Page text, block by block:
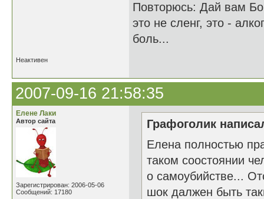
Повторюсь: Дай вам
это не сленг, это -
боль...
Неактивен
2007-09-16 21:58:35
Елене Лаки
Автор сайта
Зарегистрирован: 2006-05-06
Сообщений: 17180
Графоголик
Елена полностью
таком соостоянии
о самоубийстве...
шок далжен быть